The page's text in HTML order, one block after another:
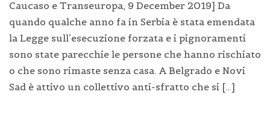
Caucaso e Transeuropa, 9 December 2019] Da
quando qualche anno fa in Serbia è stata emendata
la Legge sull’esecuzione forzata e i pignoramenti
sono state parecchie le persone che hanno rischiato
o che sono rimaste senza casa. A Belgrado e Novi
Sad è attivo un collettivo anti-sfratto che si […]